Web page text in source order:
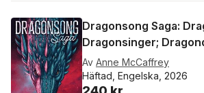
Dragonsong Saga:
Dragonsinger;
Av Anne McCaffrey
Häftad, Engelska, 2026